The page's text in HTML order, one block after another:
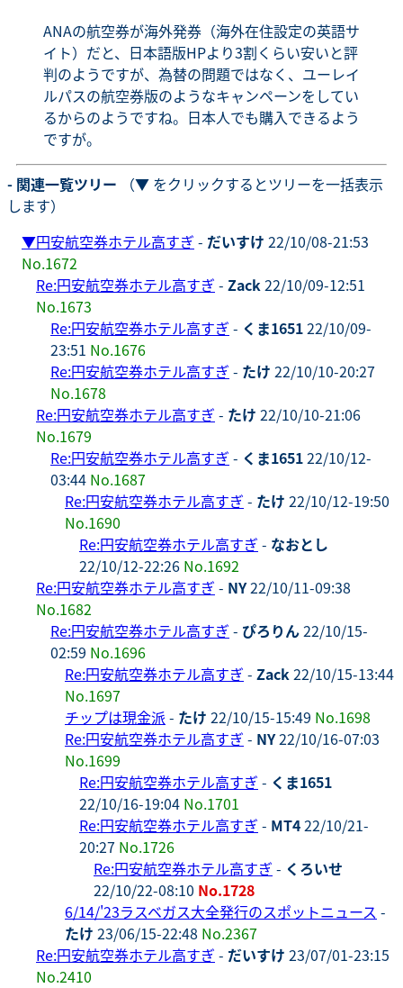
ANAの航空券が海外発券（海外在住設定の英語サ
イト）だと、日本語版HPより3割くらい安いと評
判のようですが、為替の問題ではなく、ユーレイ
ルパスの航空券版のようなキャンペーンをしてい
るからのようですね。日本人でも購入できるよう
ですが。
- 関連一覧ツリー （▼ をクリックするとツリーを一括表示
します）
▼円安航空券ホテル高すぎ - だいすけ 22/10/08-21:53
No.1672
Re:円安航空券ホテル高すぎ - Zack22/10/09-12:51
No.1673
Re:円安航空券ホテル高すぎ - くま165122/10/09-
23:51 No.1676
Re:円安航空券ホテル高すぎ - たけ 22/10/10-20:27
No.1678
Re:円安航空券ホテル高すぎ - たけ 22/10/10-21:06
No.1679
Re:円安航空券ホテル高すぎ - くま165122/10/12-
03:44 No.1687
Re:円安航空券ホテル高すぎ - たけ 22/10/12-19:50
No.1690
Re:円安航空券ホテル高すぎ - なおとし
22/10/12-22:26 No.1692
Re:円安航空券ホテル高すぎ - NY22/10/11-09:38
No.1682
Re:円安航空券ホテル高すぎ - ぴろりん22/10/15-
02:59 No.1696
Re:円安航空券ホテル高すぎ - Zack22/10/15-13:44
No.1697
チップは現金派- たけ 22/10/15-15:49 No.1698
Re:円安航空券ホテル高すぎ - NY22/10/16-07:03
No.1699
Re:円安航空券ホテル高すぎ - くま1651
22/10/16-19:04 No.1701
Re:円安航空券ホテル高すぎ - MT422/10/21-
20:27 No.1726
Re:円安航空券ホテル高すぎ - くろいせ
22/10/22-08:10 No.1728
6/14/'23ラスベガス大全発行のスポットニュース -
たけ 23/06/15-22:48 No.2367
Re:円安航空券ホテル高すぎ - だいすけ 23/07/01-23:15
No.2410